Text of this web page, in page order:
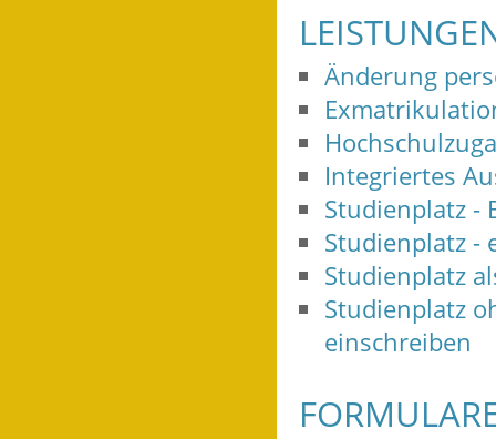
Änderung
Integriertes
Studienplatz -
Studienplatz -
Studienplatz
Studienplatz
einschreiben